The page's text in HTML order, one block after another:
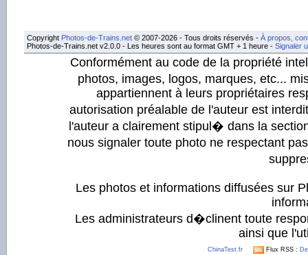
Copyright Photos-de-Trains.net © 2007-2026 - Tous droits réservés - À propos,
Photos-de-Trains.net v2.0.0 - Les heures sont au format GMT + 1 heure - Signaler
Conformément au code de la propriété
photos, images, logos, marques, etc...
appartiennent à leurs propriétaires
autorisation préalable de l'auteur est
l'auteur a clairement stipul� dans la
nous signaler toute photo ne respectant
Les photos et informations diffusées sur
Les administrateurs d�clinent toute
ainsi que
ChinaTest.fr Flux RSS :